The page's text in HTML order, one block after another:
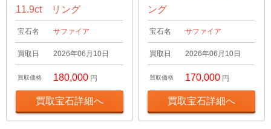
11.9ct リング
宝石名 サファイア
買取日 2026年06月10日
買取価格 180,000 円
買取宝石詳細へ
ング
宝石名 サファイア
買取日 2026年06月10日
買取価格 170,000 円
買取宝石詳細へ